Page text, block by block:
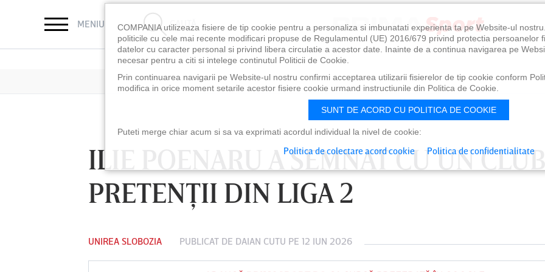
MENIU CAUTĂ
ILIE POENARU A SEMNAT CU UN CLUB
PRETENŢII DIN LIGA 2
UNIREA SLOBOZIA PUBLICAT DE DAIAN CUTU PE 12 IUN 2026
LUNI 10 AUG, 18:30 LUNI 10 AUG, 21:30 VINERI 07 AUG, 21:00
COMPANIA utilizeaza fisiere de tip cookie pentru a personaliza si imbunatati experienta ta pe Website-ul
politicile cu cele mai recente modificari propuse de Regulamentul (UE) 2016/679 privind protectia persoanelor
datelor cu caracter personal si privind libera circulatie a acestor date. Inainte de a continua navigarea pe
necesar pentru a citi si intelege continutul Politicii de Cookie.
Prin continuarea navigarii pe Website-ul nostru confirmi acceptarea utilizarii fisierelor de tip cookie conform
modifica in orice moment setarile acestor fisiere cookie urmand instructiunile din Politica de Cookie.
SUNT DE ACORD CU POLITICA DE COOKIE
Puteti merge chiar acum si sa va exprimati acordul individual la nivel de cookie:
Politica de colectare acord cookie Politica de confidentialitate